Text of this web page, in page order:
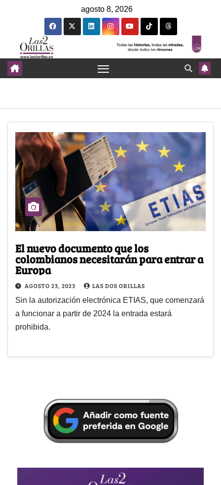
agosto 8, 2026
El nuevo documento que los
colombianos necesitarán para entrar a
Europa
AGOSTO 23, 2023 LAS DOS ORILLAS
Sin la autorización electrónica ETIAS, que comenzará
a funcionar a partir de 2024 la entrada estará
prohibida.